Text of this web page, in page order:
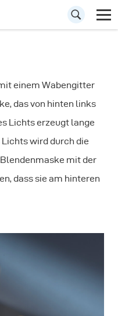
einem Wabengitter
das von hinten links
Lichts erzeugt lange
wird durch die
mit der
dass sie am hinteren